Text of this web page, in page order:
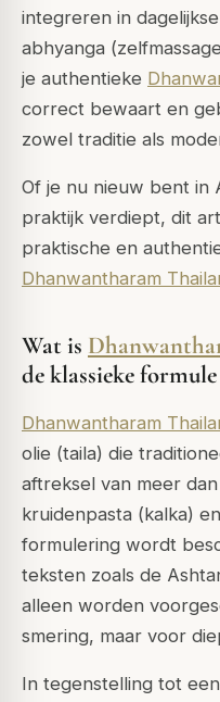
integreren in
abhyanga
je authentieke
correct bewaart en
zowel traditie als
Of je nu nieuw bent in
praktijk verdiept, dit
praktische en
Dhanwantharam
Wat is
de klassieke formule
Dhanwantharam
olie (taila) die
aftreksel van meer
kruidenpasta (kalka)
formulering wordt
teksten zoals de
alleen worden
smering, maar voor
In tegenstelling tot